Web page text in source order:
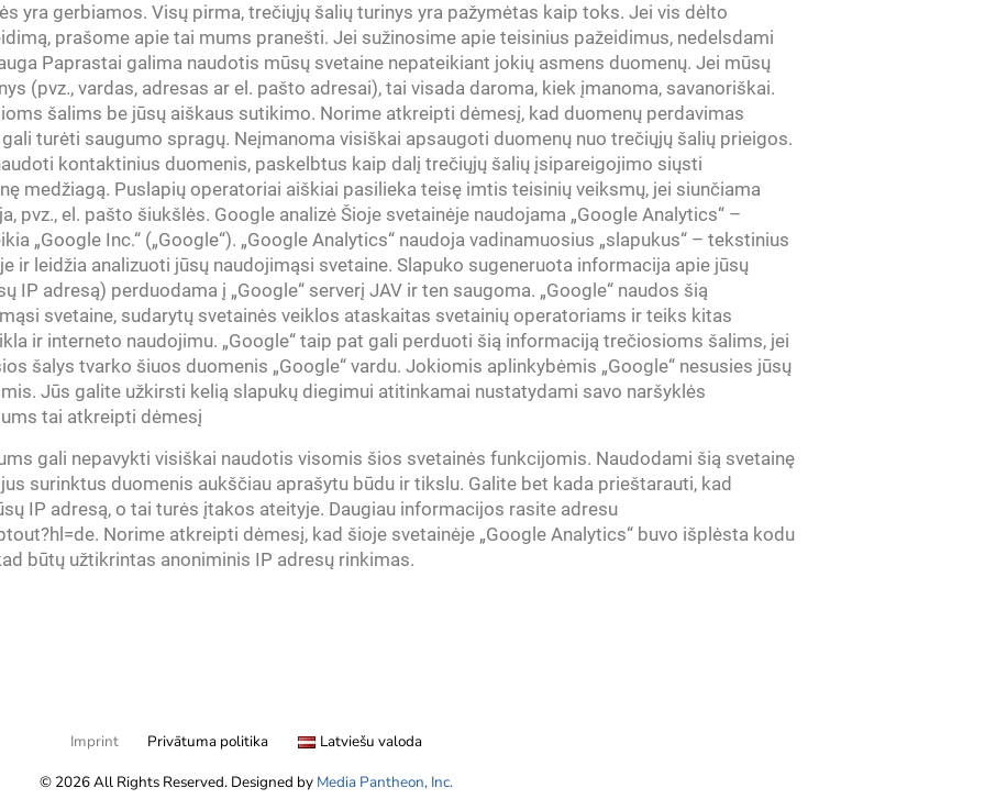
yra gerbiamos. Visų pirma, trečiųjų šalių turinys yra pažymėtas kaip toks. Jei vis dėlto
prašome apie tai mums pranešti. Jei sužinosime apie teisinius pažeidimus, nedelsdami
Paprastai galima naudotis mūsų svetaine nepateikiant jokių asmens duomenų. Jei mūsų
(pvz., vardas, adresas ar el. pašto adresai), tai visada daroma, kiek įmanoma, savanoriškai.
šalims be jūsų aiškaus sutikimo. Norime atkreipti dėmesį, kad duomenų perdavimas
turėti saugumo spragų. Neįmanoma visiškai apsaugoti duomenų nuo trečiųjų šalių prieigos.
kontaktinius duomenis, paskelbtus kaip dalį trečiųjų šalių įsipareigojimo siųsti
medžiagą. Puslapių operatoriai aiškiai pasilieka teisę imtis teisinių veiksmų, jei siunčiama
pvz., el. pašto šiukšlės. Google analizė Šioje svetainėje naudojama „Google Analytics“ –
„Google Inc.“ („Google“). „Google Analytics“ naudoja vadinamuosius „slapukus“ – tekstinius
ir leidžia analizuoti jūsų naudojimąsi svetaine. Slapuko sugeneruota informacija apie jūsų
IP adresą) perduodama į „Google“ serverį JAV ir ten saugoma. „Google“ naudos šią
svetaine, sudarytų svetainės veiklos ataskaitas svetainių operatoriams ir teiks kitas
ir interneto naudojimu. „Google“ taip pat gali perduoti šią informaciją trečiosioms šalims, jei
šalys tvarko šiuos duomenis „Google“ vardu. Jokiomis aplinkybėmis „Google“ nesusies jūsų
Jūs galite užkirsti kelią slapukų diegimui atitinkamai nustatydami savo naršyklės
tai atkreipti dėmesį
gali nepavykti visiškai naudotis visomis šios svetainės funkcijomis. Naudodami šią svetainę
surinktus duomenis aukščiau aprašytu būdu ir tikslu. Galite bet kada prieštarauti, kad
IP adresą, o tai turės įtakos ateityje. Daugiau informacijos rasite adresu
Norime atkreipti dėmesį, kad šioje svetainėje „Google Analytics“ buvo išplėsta kodu
būtų užtikrintas anoniminis IP adresų rinkimas.
Imprint Privātuma politika
Latviešu valoda
© 2026 All Rights Reserved. Designed by Media Pantheon, Inc.